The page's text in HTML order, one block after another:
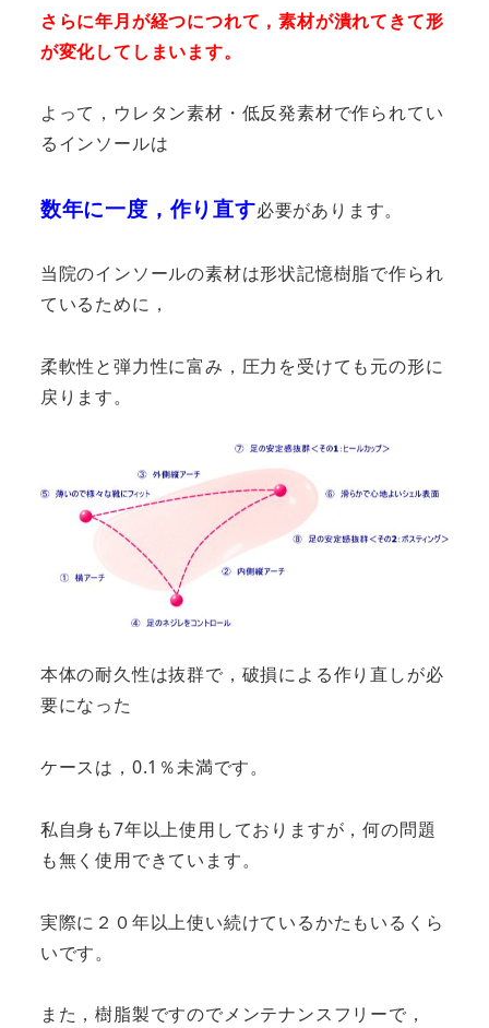
さらに年月が経つにつれて，素材が潰れてきて形
が変化してしまいます。
よって，ウレタン素材・低反発素材で作られてい
るインソールは
数年に一度，作り直す必要があります。
当院のインソールの素材は形状記憶樹脂で作られ
ているために，
柔軟性と弾力性に富み，圧力を受けても元の形に
戻ります。
本体の耐久性は抜群で，破損による作り直しが必
要になった
ケースは，0.1％未満です。
私自身も7年以上使用しておりますが，何の問題
も無く使用できています。
実際に２０年以上使い続けているかたもいるくら
いです。
また，樹脂製ですのでメンテナンスフリーで，